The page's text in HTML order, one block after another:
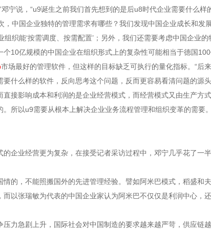
宁说，“u9诞生之前我们首先想到的是后u8时代企业需要什么样
中国企业独特的管理需求有哪些？我们发现中国企业成长和发
织能‘按需调度、按需配置’；另外，我们还需要考虑中国企业的
10亿规模的中国企业在组织形式上的复杂性可能相当于德国100
市场最好的管理软件，但这样的目标缺乏可执行的量化指标。“后
什么样的软件，反向思考这个问题，反而更容易看清问题的源
接影响成本和利润的是企业经营模式，而经营模式又由生产方
所以u9需要从根本上解决企业业务流程管理和组织变革的需要
企业经营更为复杂，在接受记者采访过程中，邓宁几乎花了一
的，不能照搬国外的先进管理经验。譬如阿米巴模式，稻盛和
以张瑞敏为代表的中国企业家认为阿米巴不仅仅是利润中心，
力急剧上升，国际社会对中国制造的要求越来越严苛，供应链